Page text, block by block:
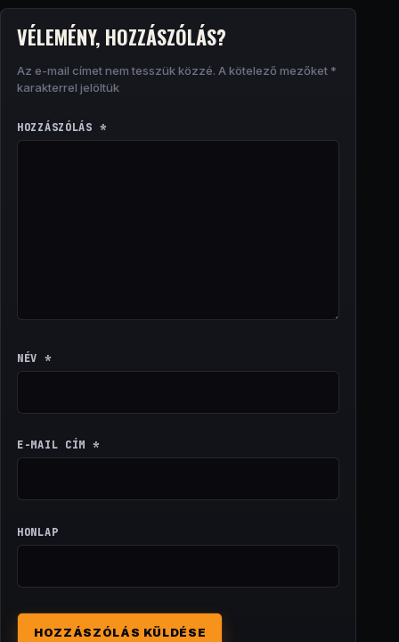
VÉLEMÉNY, HOZZÁSZÓLÁS?
Az e-mail címet nem tesszük közzé. A kötelező mezőket *
karakterrel jelöltük
HOZZÁSZÓLÁS *
NÉV *
E-MAIL CÍM *
HONLAP